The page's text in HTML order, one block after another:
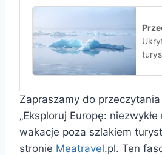
Zapraszamy do przeczytania
„Eksploruj Europę:
wakacje poza szlakiem
stronie Meatravel.pl. Ten